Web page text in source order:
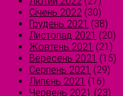
Січень 2022 (30)
Грудень 2021 (38)
Листопад 2021 (20)
Жовтень 2021 (21)
Вересень 2021 (15)
Серпень 2021 (29)
Липень 2021 (16)
Червень 2021 (23)